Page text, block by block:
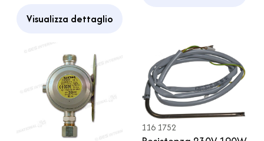
Camper
Visualizza dettaglio
116 1752